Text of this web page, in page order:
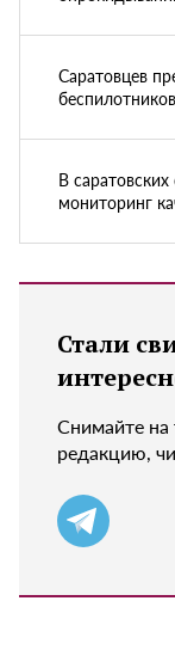
Саратовцев
беспилотников
В
мониторинг
Стали
Снимайте на
редакцию,